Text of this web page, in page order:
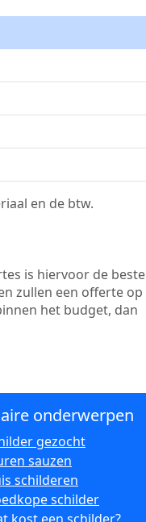
en de btw.
is hiervoor de beste
zullen een offerte op
het budget, dan
onderwerpen
gezocht
sauzen
schilderen
schilder